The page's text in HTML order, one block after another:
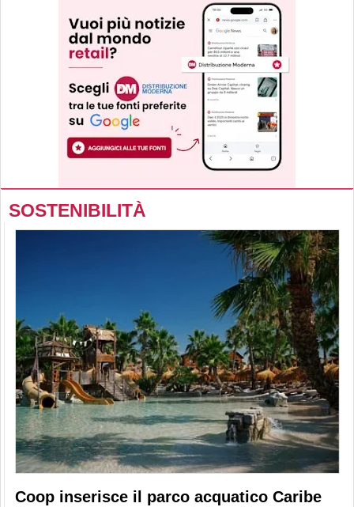
SOSTENIBILITÀ
Coop inserisce il parco acquatico Caribe